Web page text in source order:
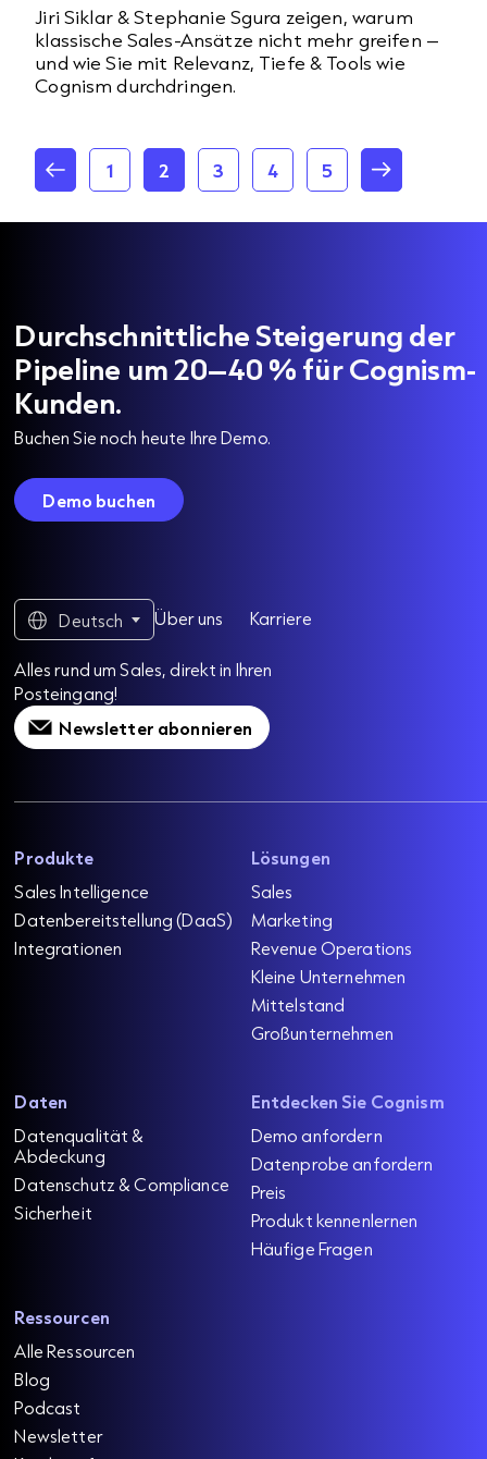
Jiri Siklar & Stephanie Sgura zeigen, warum
klassische Sales-Ansätze nicht mehr greifen –
und wie Sie mit Relevanz, Tiefe & Tools wie
Cognism durchdringen.
1 2 3 4 5
Durchschnittliche Steigerung der
Pipeline um 20–40 % für Cognism-
Kunden.
Buchen Sie noch heute Ihre Demo.
Demo buchen
Deutsch Über uns Karriere
Alles rund um Sales, direkt in Ihren
Posteingang!
Newsletter abonnieren
Produkte
Sales Intelligence
Datenbereitstellung (DaaS)
Integrationen
Lösungen
Sales
Marketing
Revenue Operations
Kleine Unternehmen
Mittelstand
Großunternehmen
Daten
Datenqualität &
Abdeckung
Datenschutz & Compliance
Sicherheit
Entdecken Sie Cognism
Demo anfordern
Datenprobe anfordern
Preis
Produkt kennenlernen
Häufige Fragen
Ressourcen
Alle Ressourcen
Blog
Podcast
Newsletter